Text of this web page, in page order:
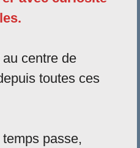
centre de
toutes ces
passe,